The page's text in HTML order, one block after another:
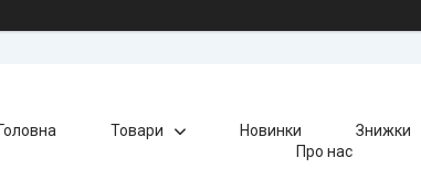
Товари Новинки Знижки
Про нас